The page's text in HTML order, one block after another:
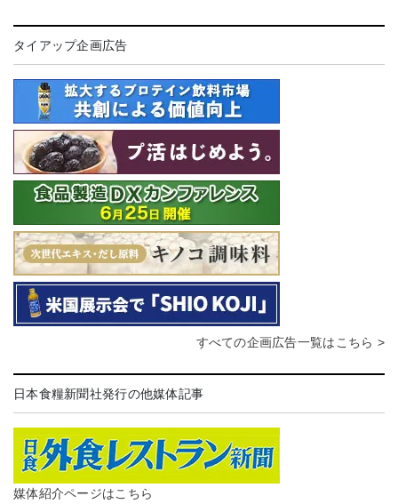
タイアップ企画広告
すべての企画広告一覧はこちら >
日本食糧新聞社発行の他媒体記事
媒体紹介ページはこちら